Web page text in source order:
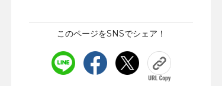
このページをSNSでシェア！